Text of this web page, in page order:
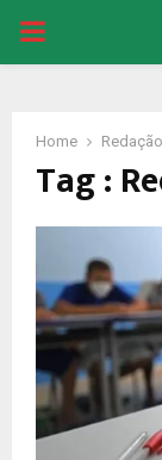
PRIMARY
Home Redação
Tag :